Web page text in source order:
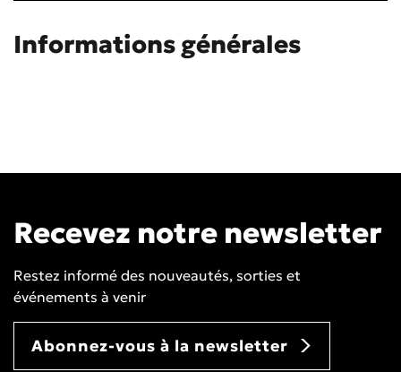
Informations générales
Recevez notre newsletter
Restez informé des nouveautés, sorties et
événements à venir
Abonnez-vous à la newsletter